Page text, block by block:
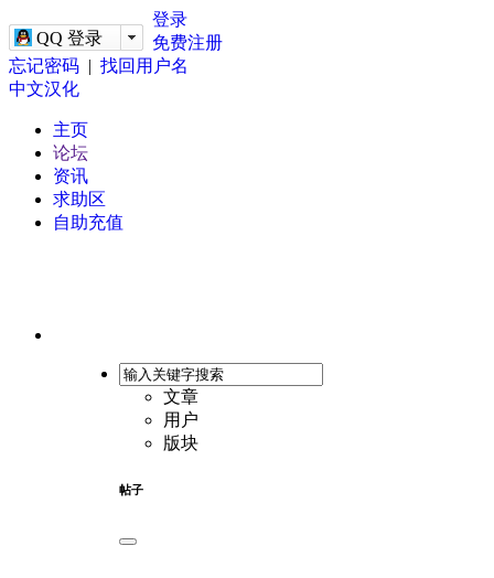
QQ 登录
登录
免费注册
忘记密码 | 找回用户名
中文汉化
主页
论坛
资讯
求助区
自助充值
文章
用户
版块
帖子